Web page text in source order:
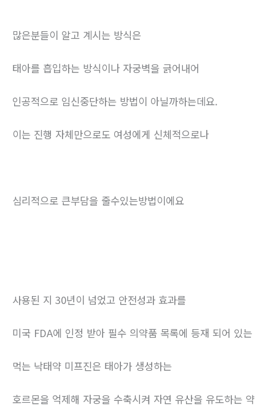
많은분들이 알고 계시는 방식은
태아를 흡입하는 방식이나 자궁벽을 긁어내어
인공적으로 임신중단하는 방법이 아닐까하는데요.
이는 진행 자체만으로도 여성에게 신체적으로나
심리적으로 큰부담을 줄수있는방법이에요
사용된 지 30년이 넘었고 안전성과 효과를
미국 FDA에 인정 받아 필수 의약품 목록에 등재 되어 있는
먹는 낙태약 미프진은 태아가 생성하는
호르몬을 억제해 자궁을 수축시켜 자연 유산을 유도하는 약